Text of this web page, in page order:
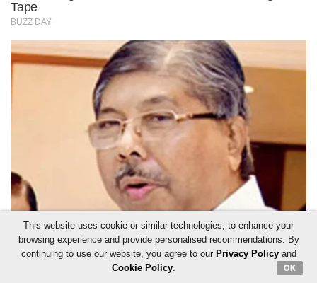
This website uses cookie or similar technologies, to enhance your
browsing experience and provide personalised recommendations. By
continuing to use our website, you agree to our Privacy Policyand
Cookie Policy. OK